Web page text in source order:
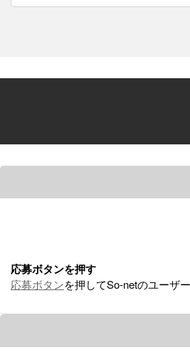
応募ボタンを押す
応募ボタンを押してSo-netのユーザ